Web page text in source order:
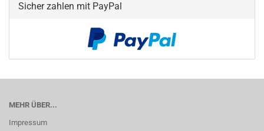
Sicher zahlen mit PayPal
MEHR ÜBER...
Impressum